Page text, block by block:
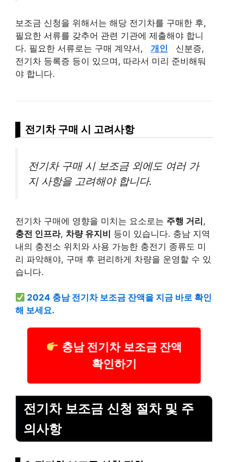
보조금 신청을 위해서는 해당 전기차를 구매한 후,
필요한 서류를 갖추어 관련 기관에 제출해야 합니
다. 필요한 서류로는 구매 계약서,
개인
신분증,
전기차 등록증 등이 있으며, 따라서 미리 준비해둬
야 합니다.
전기차 구매 시 고려사항
전기차 구매 시 보조금 외에도 여러 가
지 사항을 고려해야 합니다.
전기차 구매에 영향을 미치는 요소로는 주행 거리,
충전 인프라, 차량 유지비 등이 있습니다. 충남 지역
내의 충전소 위치와 사용 가능한 충전기 종류도 미
리 파악해야, 구매 후 편리하게 차량을 운영할 수 있
습니다.
2024 충남 전기차 보조금 잔액을 지금 바로 확인
해 보세요.
충남 전기차 보조금 잔액
확인하기
전기차 보조금 신청 절차 및 주
의사항